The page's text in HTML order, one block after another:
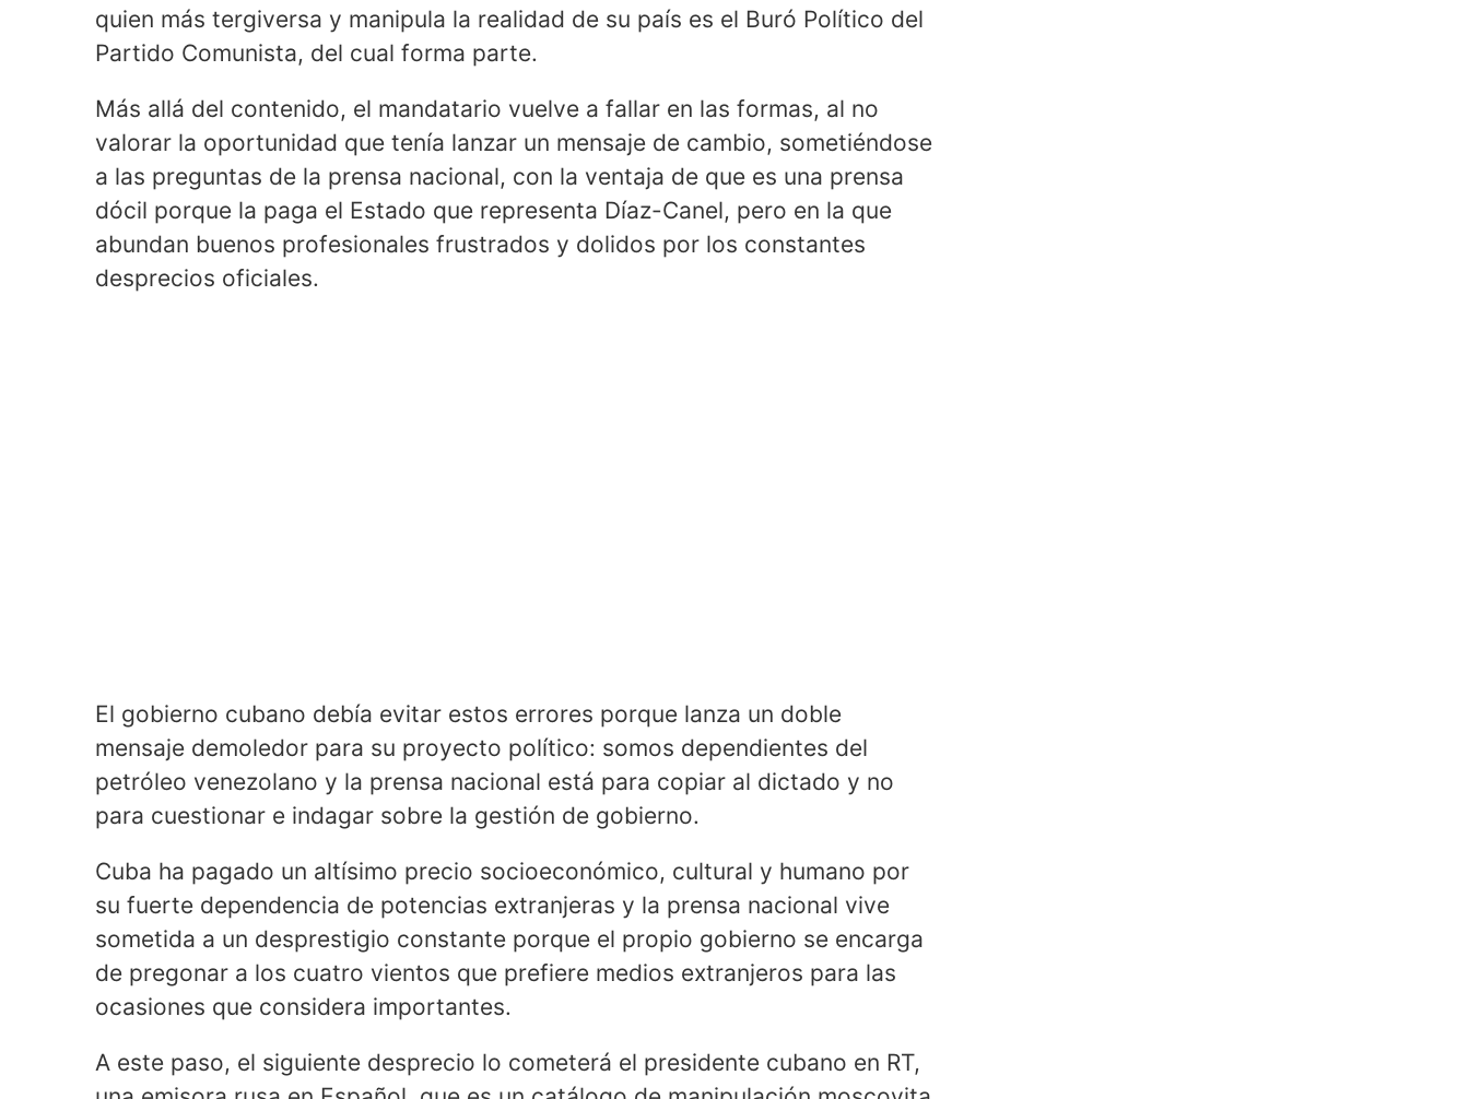
quien más tergiversa y manipula la realidad de su país es el Buró Político del
Partido Comunista, del cual forma parte.
Más allá del contenido, el mandatario vuelve a fallar en las formas, al no
valorar la oportunidad que tenía lanzar un mensaje de cambio, sometiéndose
a las preguntas de la prensa nacional, con la ventaja de que es una prensa
dócil porque la paga el Estado que representa Díaz-Canel, pero en la que
abundan buenos profesionales frustrados y dolidos por los constantes
desprecios oficiales.
El gobierno cubano debía evitar estos errores porque lanza un doble
mensaje demoledor para su proyecto político: somos dependientes del
petróleo venezolano y la prensa nacional está para copiar al dictado y no
para cuestionar e indagar sobre la gestión de gobierno.
Cuba ha pagado un altísimo precio socioeconómico, cultural y humano por
su fuerte dependencia de potencias extranjeras y la prensa nacional vive
sometida a un desprestigio constante porque el propio gobierno se encarga
de pregonar a los cuatro vientos que prefiere medios extranjeros para las
ocasiones que considera importantes.
A este paso, el siguiente desprecio lo cometerá el presidente cubano en RT,